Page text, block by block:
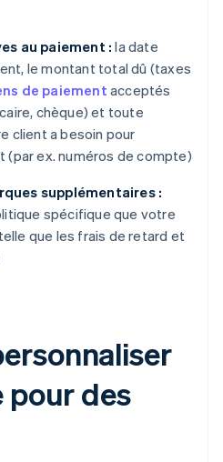
au paiement : la date
le montant total dû (taxes
de paiement acceptés
chèque) et toute
client a besoin pour
ex. numéros de compte)
supplémentaires :
spécifique que votre
que les frais de retard et
pour des